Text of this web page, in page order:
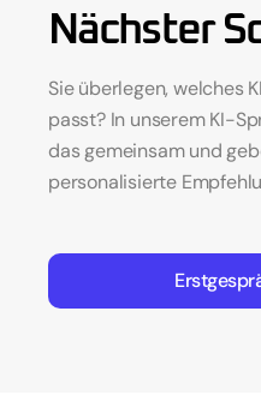
Nächster
Sie überlegen, welches
passt? In unserem KI-
das gemeinsam und
personalisierte